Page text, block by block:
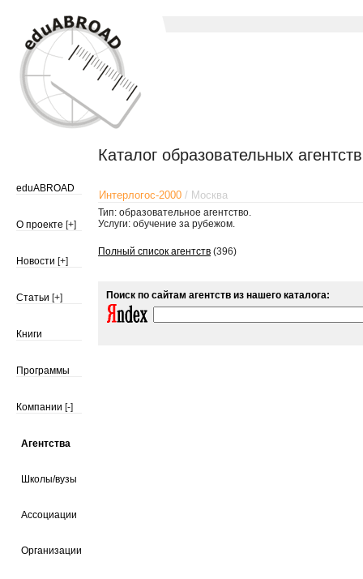
Каталог образовательных агентств
eduABROAD
О проекте [+]
Новости [+]
Статьи [+]
Книги
Программы
Компании [-]
Агентства
Школы/вузы
Ассоциации
Организации
Интерлогос-2000 / Москва
Тип: образовательное агентство.
Услуги: обучение за рубежом.
Полный список агентств (396)
Поиск по сайтам агентств из нашего каталога: